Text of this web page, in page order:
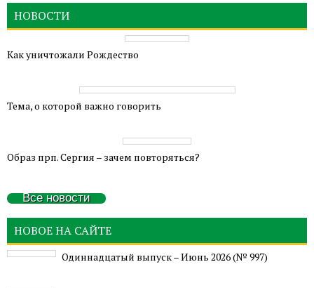
НОВОСТИ
Как уничтожали Рождество
Тема, о которой важно говорить
Образ прп. Сергия – зачем повторяться?
Все новости
НОВОЕ НА САЙТЕ
Одиннадцатый выпуск – Июнь 2026 (№ 997)